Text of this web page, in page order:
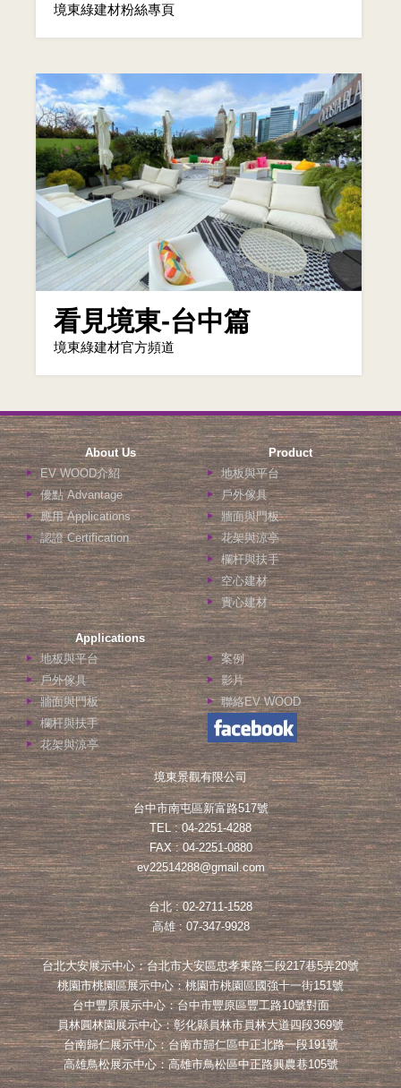
境東綠建材粉絲專頁
看見境東-台中篇
境東綠建材官方頻道
About Us
EV WOOD介紹
優點 Advantage
應用 Applications
認證 Certification
Product
地板與平台
戶外傢具
牆面與門板
花架與涼亭
欄杆與扶手
空心建材
實心建材
Applications
地板與平台
戶外傢具
牆面與門板
欄杆與扶手
花架與涼亭
案例
影片
聯絡EV WOOD
境東景觀有限公司
台中市南屯區新富路517號
TEL : 04-2251-4288
FAX : 04-2251-0880
ev22514288@gmail.com
台北 : 02-2711-1528
高雄 : 07-347-9928
台北大安展示中心：台北市大安區忠孝東路三段217巷5弄20號
桃園市桃園區展示中心：桃園市桃園區國強十一街151號
台中豐原展示中心：台中市豐原區豐工路10號對面
員林圓林園展示中心：彰化縣員林市員林大道四段369號
台南歸仁展示中心：台南市歸仁區中正北路一段191號
高雄鳥松展示中心：高雄市鳥松區中正路興農巷105號